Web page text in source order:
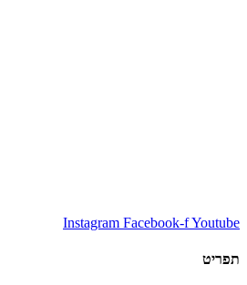
Instagram Facebook-fYoutube
תפריט